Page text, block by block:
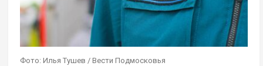
Фото: Илья Тушев / Вести Подмосковья